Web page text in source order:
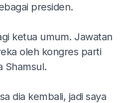
presiden.
ketua umum. Jawatan
oleh kongres parti
Shamsul.
dia kembali, jadi saya